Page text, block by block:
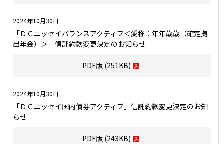
2024年10月30日
「ＤＣニッセイバランスアクティブ＜愛称：年年歳歳（確定拠
出年金）＞」信託約款変更決定のお知らせ
PDF版 (251KB)
2024年10月30日
「ＤＣニッセイ国内債券アクティブ」信託約款変更決定のお知
らせ
PDF版 (243KB)